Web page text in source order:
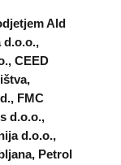
Ald
d.o.o.,
CEED
FMC
d.o.o.,
d.o.o.,
Petrol